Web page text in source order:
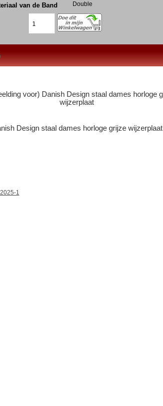
van de Band Double
Design staal dames horloge grijze wijzerplaat